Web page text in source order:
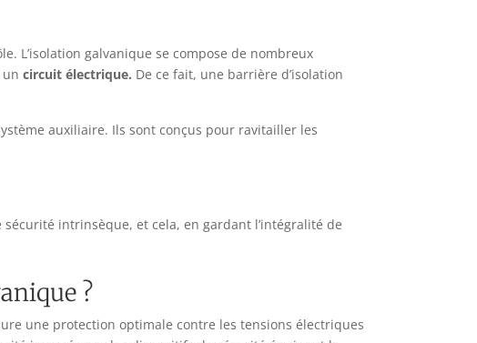
L’isolation galvanique se compose de nombreux
circuit électrique. De ce fait, une barrière d’isolation
auxiliaire. Ils sont conçus pour ravitailler les
intrinsèque, et cela, en gardant l’intégralité de
?
une protection optimale contre les tensions électriques